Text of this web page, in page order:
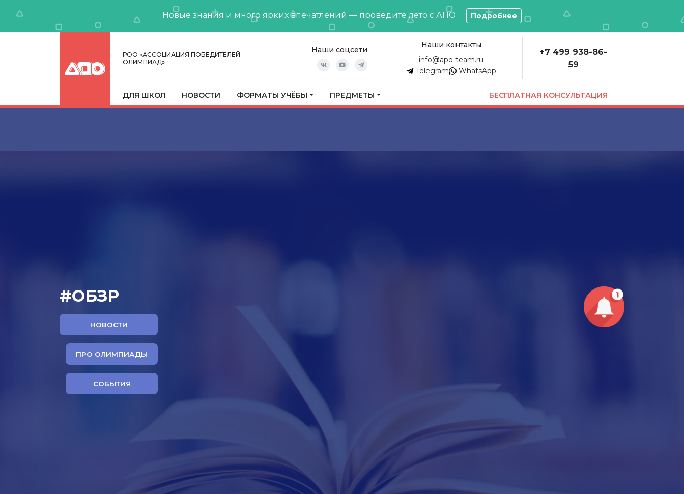
Новые знания и много ярких впечатлений — проведите лето с АПО Подробнее
РОО «АССОЦИАЦИЯ ПОБЕДИТЕЛЕЙ
ОЛИМПИАД»
Наши соцсети
Наши контакты
info@apo-team.ru
Telegram
WhatsApp
+7 499 938-86-
59
ДЛЯ ШКОЛ НОВОСТИ ФОРМАТЫ УЧЁБЫ ПРЕДМЕТЫ БЕСПЛАТНАЯ КОНСУЛЬТАЦИЯ
#ОБЗР
НОВОСТИ
ПРО ОЛИМПИАДЫ
СОБЫТИЯ